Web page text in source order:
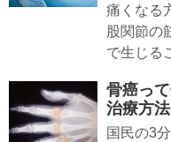
痛くなる
股関節の
で生じる
骨癌っ
治療方
国民の3